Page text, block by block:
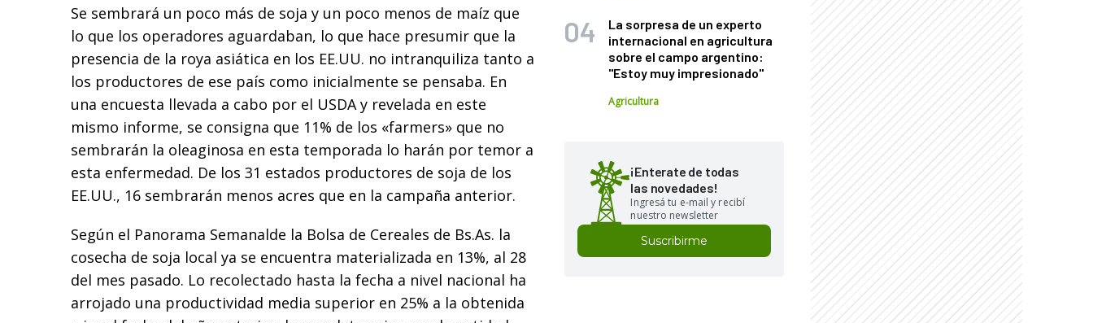
Se sembrará un poco más de soja y un poco menos de maíz que
lo que los operadores aguardaban, lo que hace presumir que la
presencia de la roya asiática en los EE.UU. no intranquiliza tanto a
los productores de ese país como inicialmente se pensaba. En
una encuesta llevada a cabo por el USDA y revelada en este
mismo informe, se consigna que 11% de los «farmers» que no
sembrarán la oleaginosa en esta temporada lo harán por temor a
esta enfermedad. De los 31 estados productores de soja de los
EE.UU., 16 sembrarán menos acres que en la campaña anterior.
Según el Panorama Semanalde la Bolsa de Cereales de Bs.As. la
cosecha de soja local ya se encuentra materializada en 13%, al 28
del mes pasado. Lo recolectado hasta la fecha a nivel nacional ha
arrojado una productividad media superior en 25% a la obtenida
La sorpresa de un experto
internacional en agricultura
sobre el campo argentino:
"Estoy muy impresionado"
Agricultura
¡Enterate de todas
las novedades!
Ingresá tu e-mail y recibí
nuestro newsletter
Suscribirme